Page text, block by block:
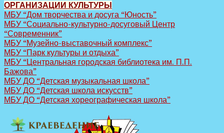
ОРГАНИЗАЦИИ КУЛЬТУРЫ
МБУ “Дом творчества и досуга “Юность”
МБУ “Социально-культурно-досуговый Центр
“Современник”
МБУ “Музейно-выставочный комплекс”
МБУ “Парк культуры и отдыха”
МБУ “Центральная городская библиотека им. П.П.
Бажова”
МБУ ДО “Детская музыкальная школа”
МБУ ДО “Детская школа искусств”
МБУ ДО “Детская хореографическая школа”